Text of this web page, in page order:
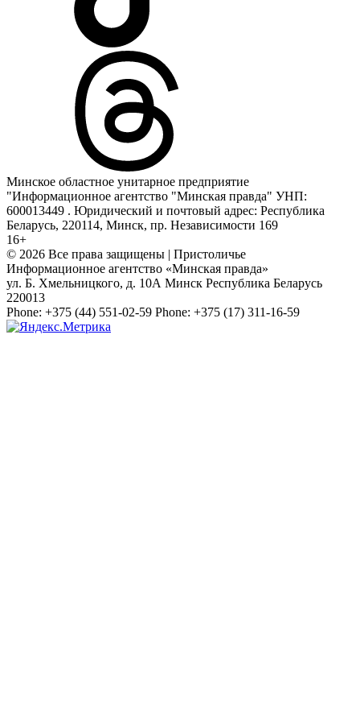
Минское областное унитарное предприятие
"Информационное агентство "Минская правда" УНП:
600013449 . Юридический и почтовый адрес: Республика
Беларусь, 220114, Минск, пр. Независимости 169
16+
© 2026 Все права защищены | Пристоличье
Информационное агентство «Минская правда»
ул. Б. Хмельницкого, д. 10А Минск Республика Беларусь
220013
Phone: +375 (44) 551-02-59 Phone: +375 (17) 311-16-59